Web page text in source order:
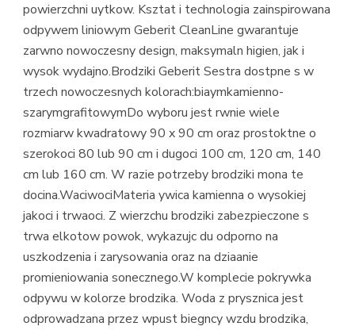
powierzchni uytkow. Ksztat i technologia zainspirowana
odpywem liniowym Geberit CleanLine gwarantuje
zarwno nowoczesny design, maksymaln higien, jak i
wysok wydajno.Brodziki Geberit Sestra dostpne s w
trzech nowoczesnych kolorach:biaymkamienno-
szarymgrafitowymDo wyboru jest rwnie wiele
rozmiarw kwadratowy 90 x 90 cm oraz prostoktne o
szerokoci 80 lub 90 cm i dugoci 100 cm, 120 cm, 140
cm lub 160 cm. W razie potrzeby brodziki mona te
docina.WaciwociMateria ywica kamienna o wysokiej
jakoci i trwaoci. Z wierzchu brodziki zabezpieczone s
trwa elkotow powok, wykazujc du odporno na
uszkodzenia i zarysowania oraz na dziaanie
promieniowania sonecznego.W komplecie pokrywka
odpywu w kolorze brodzika. Woda z prysznica jest
odprowadzana przez wpust biegncy wzdu brodzika,